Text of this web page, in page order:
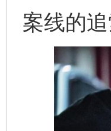
案线的追